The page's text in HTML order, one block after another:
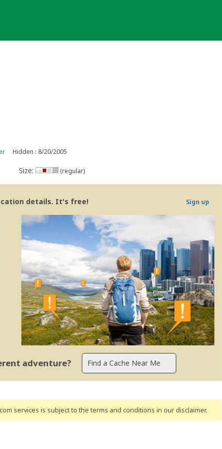
Hidden : 8/20/2005
Size: (regular)
details. It's free! Sign up
adventure?
services is subject to the terms and conditions in our disclaimer.